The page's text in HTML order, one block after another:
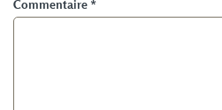
Commentaire *